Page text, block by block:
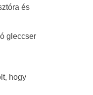
és
gleccser
hogy